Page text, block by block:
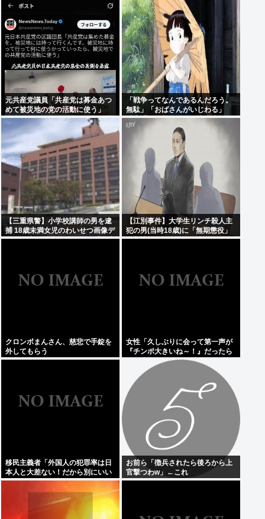
元共産党議員「共産党は募金あつ
めて被災地の党の活動に使う」
「戦争ってなんであるんだろう。
無駄」「おばさんがいじわる」
「火垂るの墓」を見た小学生 耳を
ふさぎハンカチで顔を覆う子も
【三重県警】小学校講師の男を逮
捕 18歳未満女児のわいせつ画像デ
ータ10点を所持 アメリカの「全米
【江別事件】大学生リンチ殺人主
犯の男(当時18歳)に「無期懲役」
の判決
クロンボまんさん、慈悲で手錠を
外してもらう
女性「久しぶりに会って第一声が
『チンポ大きいね～！』だったら
どう思う？ おぱーい大きいねはそ
ういう事なんだよ。」
移民主義者「外国人の犯罪率は日
本人と大差ない！だから別にいい
だろ！」←いや良くないよね
お前ら「徴兵されたら後ろから上
官撃つわw」←これ